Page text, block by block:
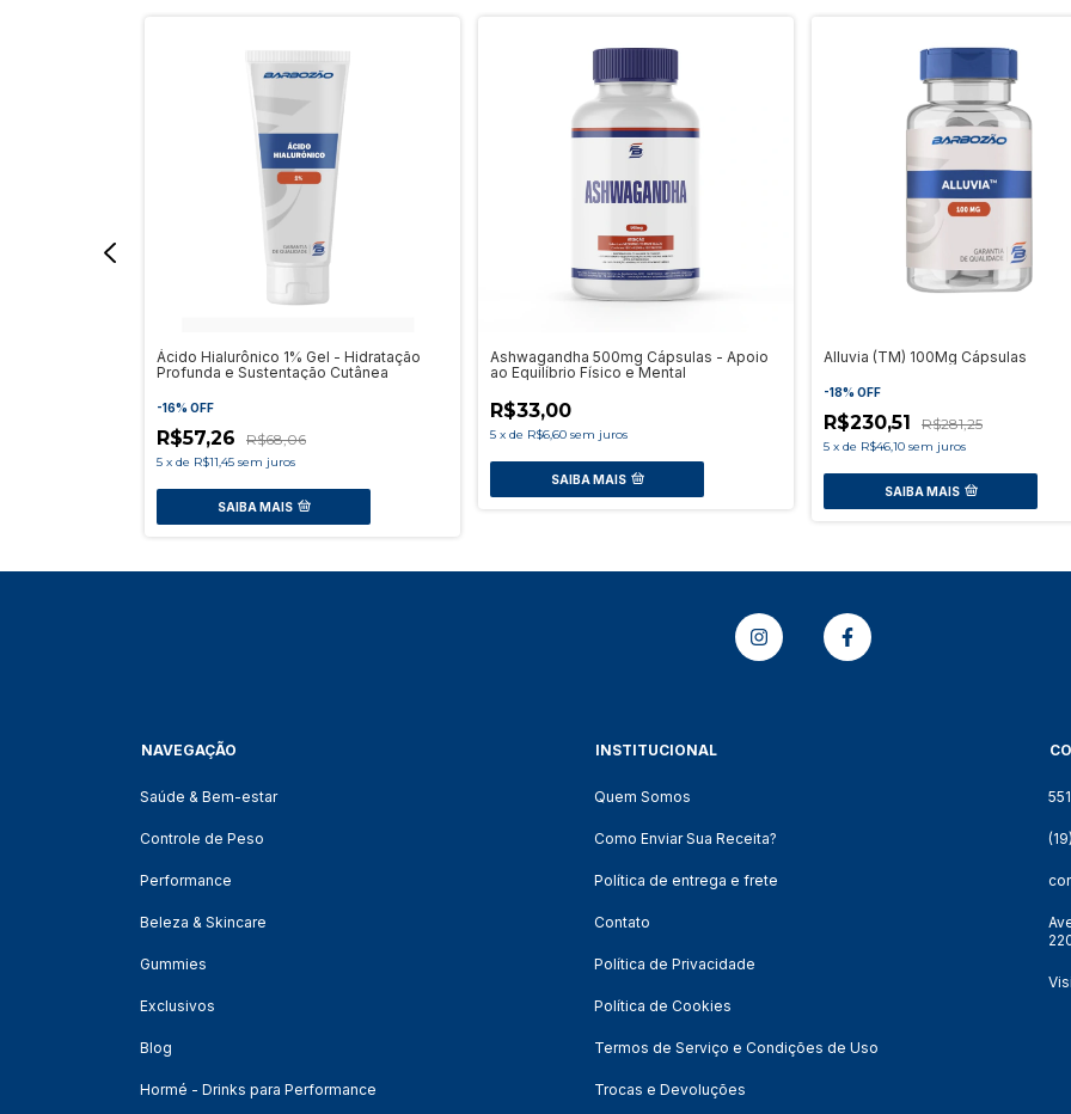
Ácido Hialurônico 1% Gel - Hidratação
Profunda e Sustentação Cutânea
-16% OFF
R$57,26 R$68,06
5 x de R$11,45 sem juros
SAIBA MAIS
Ashwagandha 500mg Cápsulas - Apoio
ao Equilíbrio Físico e Mental
R$33,00
5 x de R$6,60 sem juros
SAIBA MAIS
Alluvia (TM) 100Mg Cápsulas
-18% OFF
R$230,51 R$281,25
5 x de R$46,10 sem juros
SAIBA MAIS
NAVEGAÇÃO
Saúde & Bem-estar
Controle de Peso
Performance
Beleza & Skincare
Gummies
Exclusivos
Blog
Hormé - Drinks para Performance
INSTITUCIONAL
Quem Somos
Como Enviar Sua Receita?
Política de entrega e frete
Contato
Política de Privacidade
Política de Cookies
Termos de Serviço e Condições de Uso
Trocas e Devoluções